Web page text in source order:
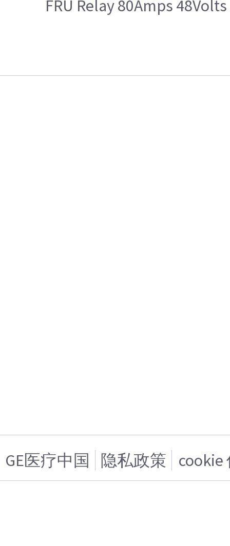
FRU Relay 80Amps 48Volts
GE医疗中国 隐私政策 cookie